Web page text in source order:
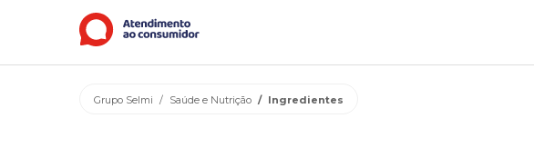
Grupo Selmi Saúde e Nutrição Ingredientes